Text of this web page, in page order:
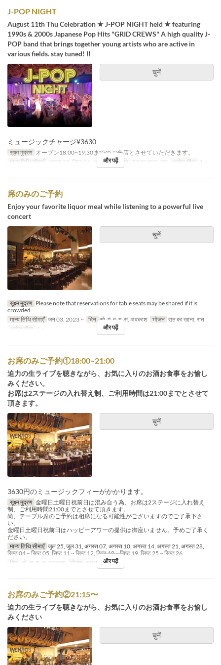
J-POP NIGHT
August 11th Thu Celebration ★ J-POP NIGHT held ★ featuring
1990s & 2000s Japanese Pop Hits "GRID CREWS" A high quality J-
POP band that brings together young artists who are active in
various fields. stay tuned! ︎‼ ︎
चुनें
ミュージックチャージ¥3630
सूक्ष्म मुद्रण オープン18:00~19:30までのご来店とさせていただきます。
मान्य तिथि सीमाएँ
अगस्त 23, सिप्ट 06, अक्टू 11 भोजन रात का खाना, रात आदेश सीमा 1 ~
और पढ़ें
席のみのご予約
Enjoy your favorite liquor meal while listening to a powerful live
concert
चुनें
सूक्ष्म मुद्रण Please note that reservations for table seats may be shared if it is
crowded.
मान्य तिथि सीमाएँ जन 03, 2023 ~ दिन सो, मं, बु, गु, स, अवकाश भोजन रात का खाना, रात
आदेश सीमा
1 ~ और पढ़ें
お席のみご予約①18:00~21:00
迫力の生ライブを聴きながら、お気に入りのお酒お食事をお愉し
みください。
お席は2ステージの入れ替え制、ご利用時間は21:00までとさせて
頂きます。
चुनें
3630円のミュージックフィーがかかります。
सूक्ष्म मुद्रण 金曜日土曜日祝前日は混み合う為、お席は2ステージに入れ替え
制、ご利用時間21:00までとさせて頂きます。
尚、テーブル席のご予約は相席になる可能性がございますのでご了承下さ
い。
金曜日土曜日祝前日はハッピーアワーの提供は御座いません。予めご了承く
ださい。
मान्य तिथि सीमाएँ जुल 25, जुल 31, अगस्त 07, अगस्त 10, अगस्त 14, अगस्त 21, अगस्त 28,
सिप्ट 04 ~ सिप्ट 05, सिप्ट 11 ~ सिप्ट 12, सिप्ट 18 ~ सिप्ट 19, सिप्ट 25 ~ सिप्ट 26
दिन
सो, शु, श, स, अवकाश भोजन रात का खाना
और पढ़ें
お席のみご予約②21:15〜
迫力の生ライブを聴きながら、お気に入りのお酒お食事をお愉し
みください
चुनें